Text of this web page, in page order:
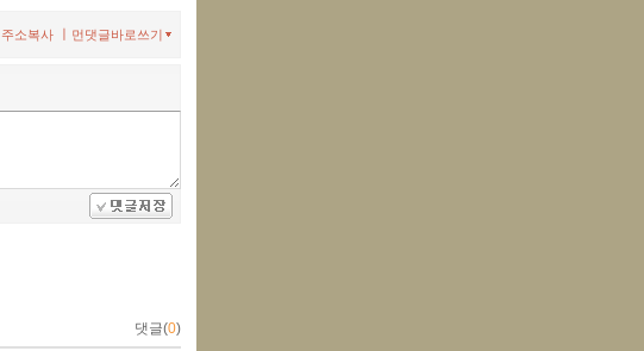
먼댓글바로쓰기
주소복사 ㅣ
댓글(0)